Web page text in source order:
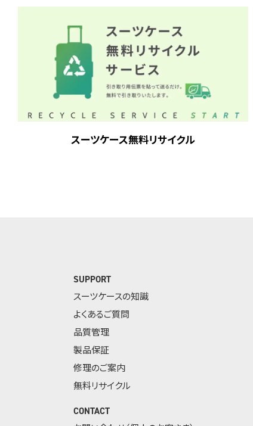
スーツケース無料リサイクル
SUPPORT
スーツケースの知識
よくあるご質問
品質管理
製品保証
修理のご案内
無料リサイクル
CONTACT